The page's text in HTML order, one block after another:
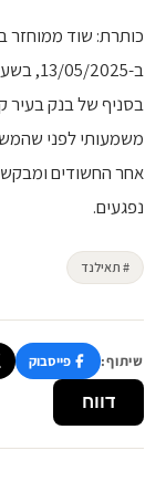
כותרת: שוד ממוחזר
ב-13/
בסניף של בנק בעיר
משמעותי לפני
אחר החשודים
נפגעים.
# תאילנד
שיתוף: פייסבוק
דווח